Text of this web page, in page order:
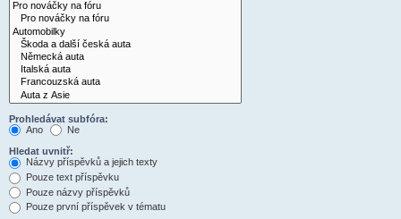
Prohledávat subfóra:
Ano
Ne
Hledat uvnitř:
Názvy příspěvků a jejich texty
Pouze text příspěvku
Pouze názvy příspěvků
Pouze první příspěvek v tématu